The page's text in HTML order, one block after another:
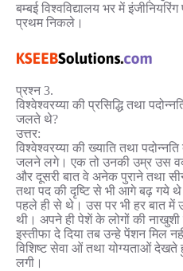
बम्बई विश्वविद्यालय भर में
प्रथम निकले।
प्रश्न 3.
विश्वेश्वरय्या की प्रसिद्धि तथा
जलते थे?
उत्तर:
विश्वेश्वरय्या की ख्याति तथा
जलने लगे। एक तो उनकी उम्र उस
और दूसरी बात वे अनेक पुराने तथा
तथा पद की दृष्टि से भी आगे बढ़ गये
पहले ही से थे। उस पर भी हर बात में
थी। अपने ही पेशें के लोगों की
इस्तीफा दे दिया तब उन्हे पेंशन मिल
विशिष्ट सेवा ओं तथा योग्यताओं देखते
लगी।